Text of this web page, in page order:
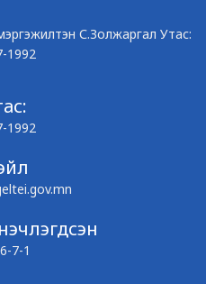
С.Золжаргал Утас:
1992
1992
7-1